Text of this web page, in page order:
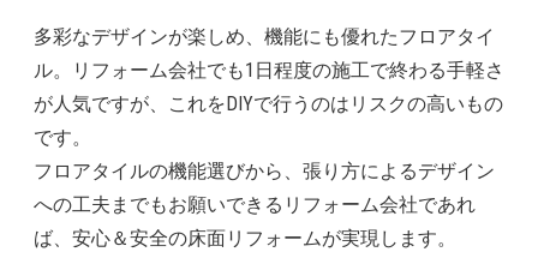
多彩なデザインが楽しめ、機能にも優れたフロアタイ
ル。リフォーム会社でも1日程度の施工で終わる手軽さ
が人気ですが、これをDIYで行うのはリスクの高いもの
です。
フロアタイルの機能選びから、張り方によるデザイン
への工夫までもお願いできるリフォーム会社であれ
ば、安心＆安全の床面リフォームが実現します。